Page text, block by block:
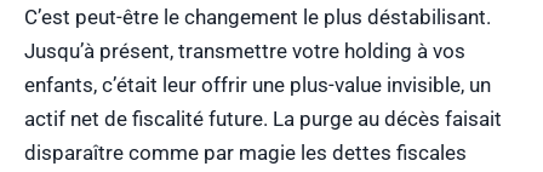
C’est peut-être le changement le plus déstabilisant.
Jusqu’à présent, transmettre votre holding à vos
enfants, c’était leur offrir une plus-value invisible, un
actif net de fiscalité future. La purge au décès faisait
disparaître comme par magie les dettes fiscales